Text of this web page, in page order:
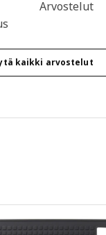
yhteensä: 10
Arvostelut
kaikki arvostelut